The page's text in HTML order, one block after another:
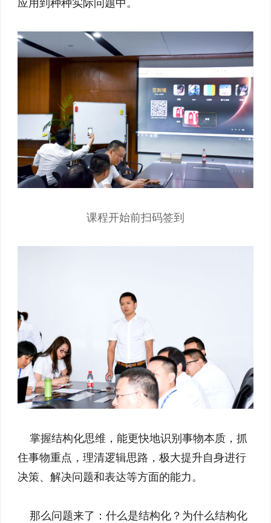
课程开始前扫码签到
掌握结构化思维，能更快地识别事物本质，抓
住事物重点，理清逻辑思路，极大提升自身进行
决策、解决问题和表达等方面的能力。
那么问题来了：什么是结构化？为什么结构化